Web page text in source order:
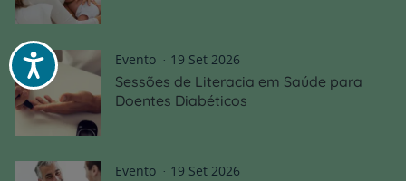
Acessibilidade Evento 19 Set 2026
Sessões de Literacia em Saúde para
Doentes Diabéticos
Evento 19 Set 2026